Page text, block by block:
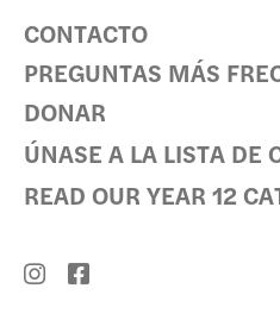
CONTACTO
PREGUNTAS MÁS
DONAR
ÚNASE A LA LISTA DE
READ OUR YEAR 12